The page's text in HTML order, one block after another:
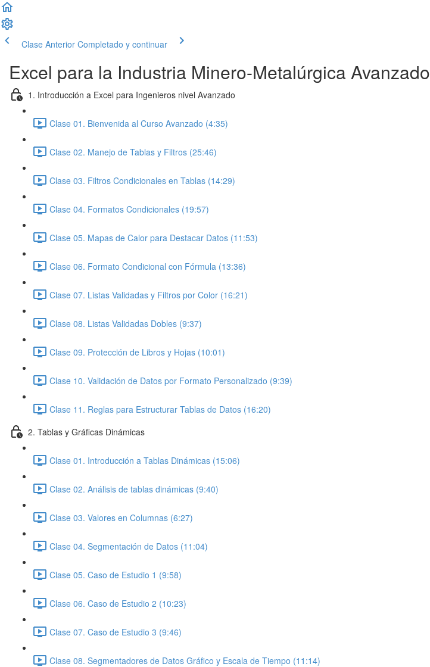
Clase Anterior Completado y continuar
Excel para la Industria Minero-Metalúrgica Avanzado
1. Introducción a Excel para Ingenieros nivel Avanzado
Clase 01. Bienvenida al Curso Avanzado (4:35)
Clase 02. Manejo de Tablas y Filtros (25:46)
Clase 03. Filtros Condicionales en Tablas (14:29)
Clase 04. Formatos Condicionales (19:57)
Clase 05. Mapas de Calor para Destacar Datos (11:53)
Clase 06. Formato Condicional con Fórmula (13:36)
Clase 07. Listas Validadas y Filtros por Color (16:21)
Clase 08. Listas Validadas Dobles (9:37)
Clase 09. Protección de Libros y Hojas (10:01)
Clase 10. Validación de Datos por Formato Personalizado (9:39)
Clase 11. Reglas para Estructurar Tablas de Datos (16:20)
2. Tablas y Gráficas Dinámicas
Clase 01. Introducción a Tablas Dinámicas (15:06)
Clase 02. Análisis de tablas dinámicas (9:40)
Clase 03. Valores en Columnas (6:27)
Clase 04. Segmentación de Datos (11:04)
Clase 05. Caso de Estudio 1 (9:58)
Clase 06. Caso de Estudio 2 (10:23)
Clase 07. Caso de Estudio 3 (9:46)
Clase 08. Segmentadores de Datos Gráfico y Escala de Tiempo (11:14)